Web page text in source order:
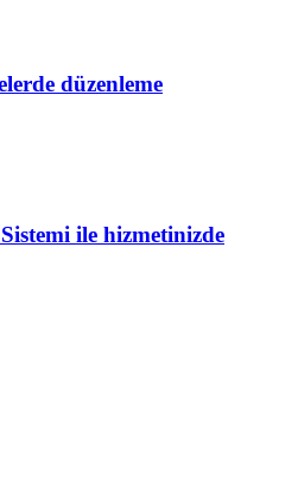
düzenleme
ile hizmetinizde